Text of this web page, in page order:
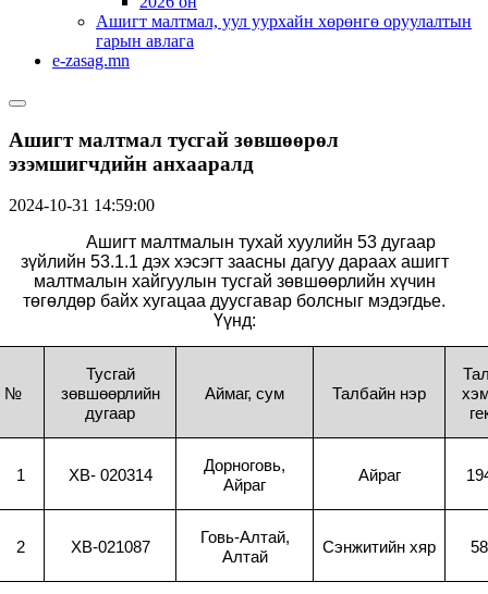
Ашигт малтмал, уул уурхайн хөрөнгө оруулалтын
гарын авлага
e-zasag.mn
Ашигт малтмал тусгай зөвшөөрөл
эзэмшигчдийн анхааралд
2024-10-31 14:59:00
Ашигт малтмалын тухай хуулийн 53 дугаар
зүйлийн 53.1.1 дэх хэсэгт заасны дагуу дараах ашигт
малтмалын хайгуулын тусгай зөвшөөрлийн хүчин
төгөлдөр байх хугацаа дуусгавар болсныг мэдэгдье.
Үүнд:
№
Тусгай
зөвшөөрлийн
дугаар
Аймаг, сум Талбайн нэр
1 XB- 020314
Дорноговь,
Айраг
Айраг
2 XB-021087
Говь-Алтай,
Алтай
Сэнжитийн хяр